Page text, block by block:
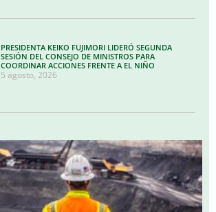
PRESIDENTA KEIKO FUJIMORI LIDERÓ SEGUNDA
SESIÓN DEL CONSEJO DE MINISTROS PARA
COORDINAR ACCIONES FRENTE A EL NIÑO
5 agosto, 2026